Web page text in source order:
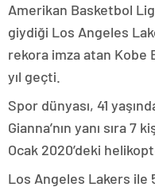
Amerikan Basketbol
giydiği Los Angeles
rekora imza atan Kobe
yıl geçti.
Spor dünyası, 41
Gianna’nın yanı sıra 7
Ocak 2020’deki
Los Angeles Lakers ile